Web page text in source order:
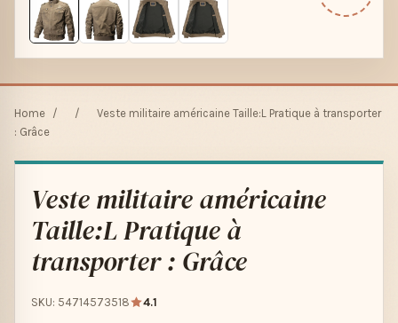
Home / /
Veste militaire américaine Taille:L Pratique à transporter
: Grâce
Veste militaire américaine
Taille:L Pratique à
transporter : Grâce
SKU: 54714573518 4.1